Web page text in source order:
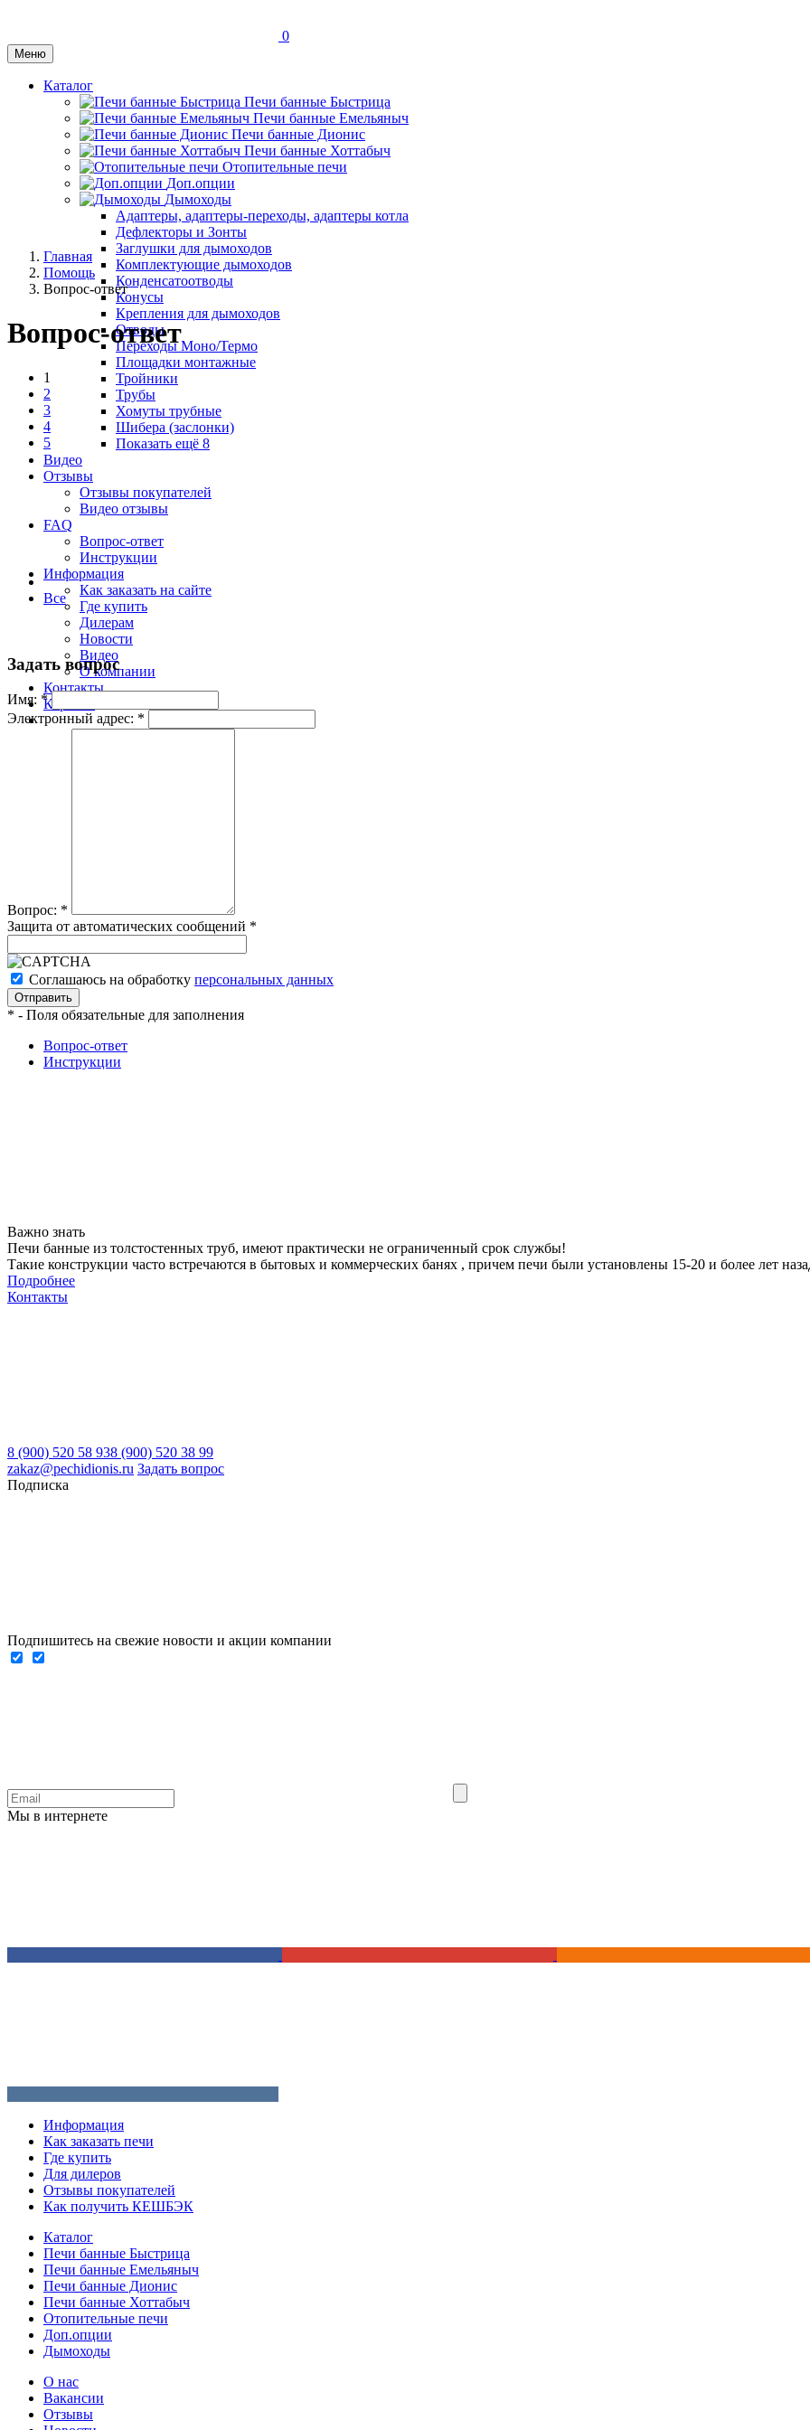
0
Меню
Каталог
Печи банные Быстрица
Печи банные Емельяныч
Печи банные Дионис
Печи банные Хоттабыч
Отопительные печи
Доп.опции
Дымоходы
Адаптеры, адаптеры-переходы, адаптеры котла
Дефлекторы и Зонты
Заглушки для дымоходов
Комплектующие дымоходов
Конденсатоотводы
Конусы
Крепления для дымоходов
Отводы
Переходы Моно/Термо
Площадки монтажные
Тройники
Трубы
Хомуты трубные
Шибера (заслонки)
Показать ещё 8
Видео
Отзывы
Отзывы покупателей
Видео отзывы
FAQ
Вопрос-ответ
Инструкции
Информация
Как заказать на сайте
Где купить
Дилерам
Новости
Видео
О компании
Контакты
Корзина
Главная
Помощь
Вопрос-ответ
Вопрос-ответ
1
2
3
4
5
Все
Задать вопрос
Имя: *
Электронный адрес: *
Вопрос: *
Защита от автоматических сообщений *
Соглашаюсь на обработку персональных данных
* - Поля обязательные для заполнения
Вопрос-ответ
Инструкции
Важно знать
Печи банные из толстостенных труб, имеют практически не ограниченный срок службы!
Такие конструкции часто встречаются в бытовых и коммерческих банях , причем печи были установлены 15-20 и более лет
Подробнее
Контакты
8 (900) 520 58 938 (900) 520 38 99
zakaz@pechidionis.ru Задать вопрос
Подписка
Подпишитесь на свежие новости и акции компании
Мы в интернете
Информация
Как заказать печи
Где купить
Для дилеров
Отзывы покупателей
Как получить КЕШБЭК
Каталог
Печи банные Быстрица
Печи банные Емельяныч
Печи банные Дионис
Печи банные Хоттабыч
Отопительные печи
Доп.опции
Дымоходы
О нас
Вакансии
Отзывы